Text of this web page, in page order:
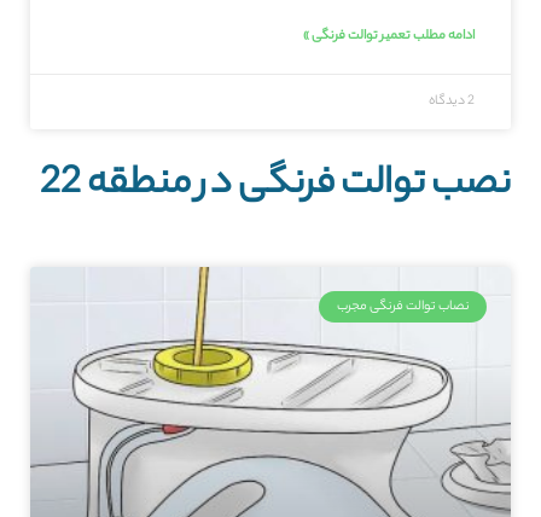
ادامه مطلب تعمیر توالت فرنگی »
2 دیدگاه
نصب توالت فرنگی در منطقه 22
نصاب توالت فرنگی مجرب